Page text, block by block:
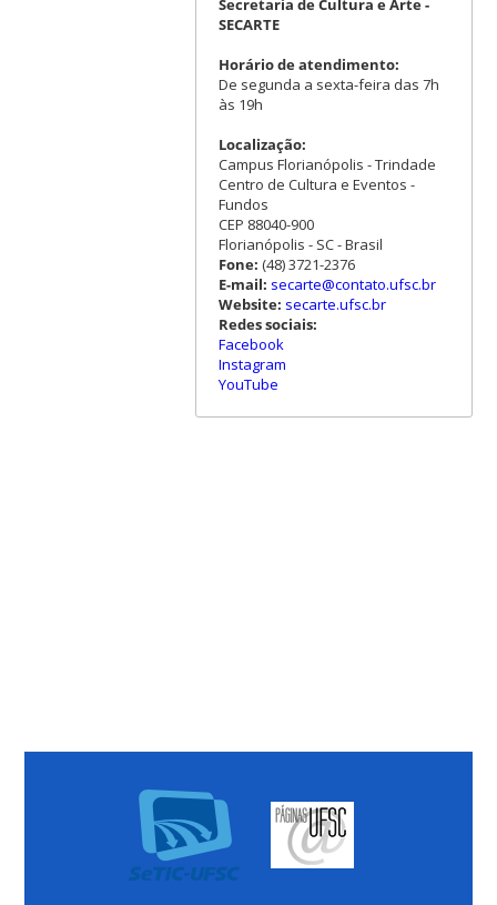
Secretaria de Cultura e Arte -
SECARTE
Horário de atendimento:
De segunda a sexta-feira das 7h
às 19h
Localização:
Campus Florianópolis - Trindade
Centro de Cultura e Eventos -
Fundos
CEP 88040-900
Florianópolis - SC - Brasil
Fone: (48) 3721-2376
E-mail: secarte@contato.ufsc.br
Website: secarte.ufsc.br
Redes sociais:
Facebook
Instagram
YouTube